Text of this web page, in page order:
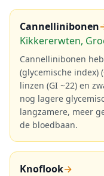
Cannellinibonen
Kikkererwten,
Cannellinibonen
(glycemische index)
linzen (GI ~22) en
nog lagere
langzamere, meer
de bloedbaan.
Knoflook→